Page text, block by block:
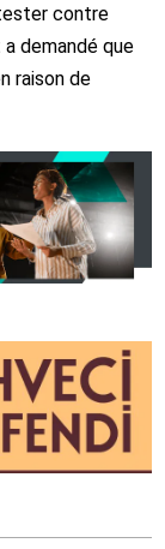
contre
demandé que
raison de